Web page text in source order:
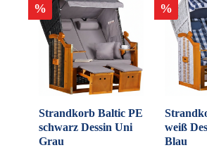
%
Strandkorb Baltic PE
schwarz Dessin Uni
Grau
%
weiß
Blau